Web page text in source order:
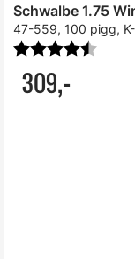
Schwalbe 1.75
47-559, 100 pigg,
309,-
Karakter: